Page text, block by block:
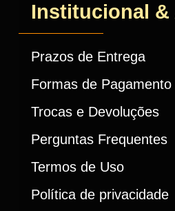
Institucional &
Prazos de Entrega
Formas de Pagamento
Trocas e Devoluções
Perguntas Frequentes
Termos de Uso
Política de privacidade